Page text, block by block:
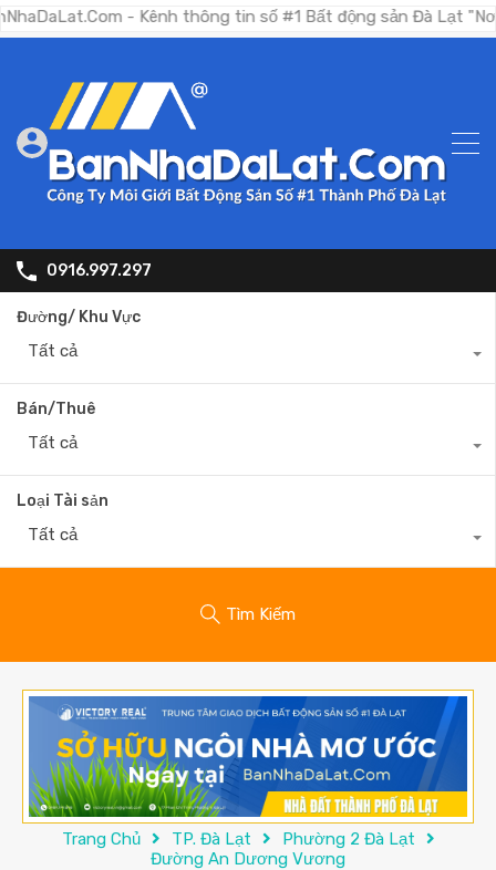
- Kênh thông tin số #1 Bất động sản Đà Lạt "Nơi bạn
0916.997.297
Đường/ Khu Vực
Tất cả
Bán/Thuê
Tất cả
Loại Tài sản
Tất cả
Tìm Kiếm
Trang Chủ TP. Đà Lạt
Phường 2 Đà Lạt
Đường An Dương Vương